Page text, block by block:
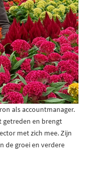
als accountmanager.
getreden en brengt
met zich mee. Zijn
de groei en verdere